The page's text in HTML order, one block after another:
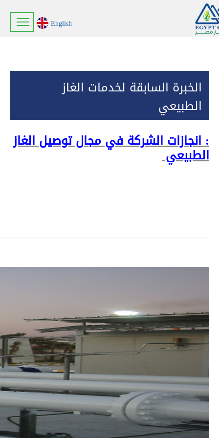
English
الخبرة السابقة لخدمات الغاز
الطبيعي
: انجازات الشركة في مجال توصيل الغاز
الطبيعي